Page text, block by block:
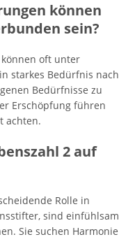
können
sein?
oft unter
starkes Bedürfnis nach
Bedürfnisse zu
Erschöpfung führen
achten.
2 auf
Rolle in
sind einfühlsam
Sie suchen Harmonie